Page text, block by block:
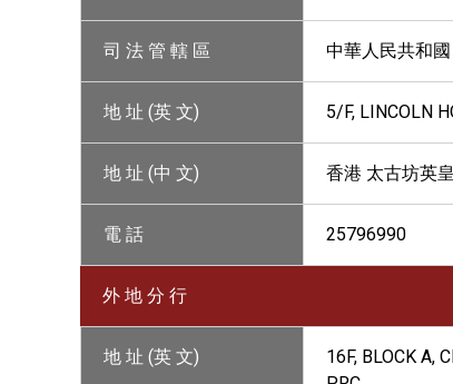
司 法 管 轄 區 中華人民共和國
地 址 (英 文) 5/F, LINCOLN
地 址 (中 文) 香港 太古坊英
電 話 25796990
外 地 分 行
地 址 (英 文)
16F, BLOCK A,